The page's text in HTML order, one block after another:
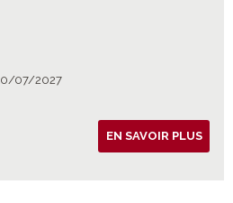
07/2027
Vols inclus
EN SAVOIR PLUS